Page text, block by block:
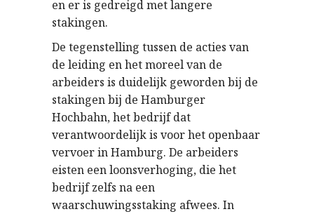
en er is gedreigd met langere
stakingen.
De tegenstelling tussen de acties van
de leiding en het moreel van de
arbeiders is duidelijk geworden bij de
stakingen bij de Hamburger
Hochbahn, het bedrijf dat
verantwoordelijk is voor het openbaar
vervoer in Hamburg. De arbeiders
eisten een loonsverhoging, die het
bedrijf zelfs na een
waarschuwingsstaking afwees. In